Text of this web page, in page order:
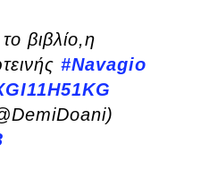
βιβλίο,η
#Navagio